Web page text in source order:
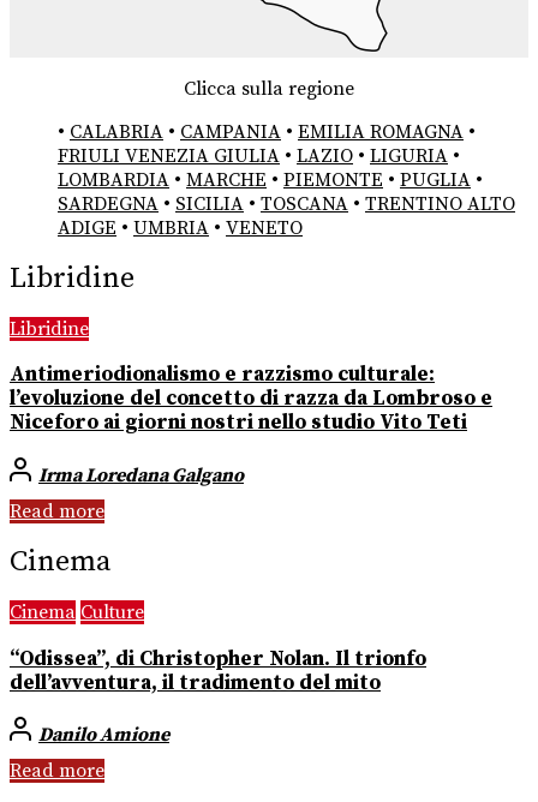
Clicca sulla regione
• CALABRIA • CAMPANIA • EMILIA ROMAGNA •
FRIULI VENEZIA GIULIA • LAZIO • LIGURIA •
LOMBARDIA • MARCHE • PIEMONTE • PUGLIA •
SARDEGNA • SICILIA • TOSCANA • TRENTINO ALTO
ADIGE • UMBRIA • VENETO
Libridine
Libridine
Antimeriodionalismo e razzismo culturale:
l’evoluzione del concetto di razza da Lombroso e
Niceforo ai giorni nostri nello studio Vito Teti
Irma Loredana Galgano
Read more
Cinema
Cinema Culture
“Odissea”, di Christopher Nolan. Il trionfo
dell’avventura, il tradimento del mito
Danilo Amione
Read more